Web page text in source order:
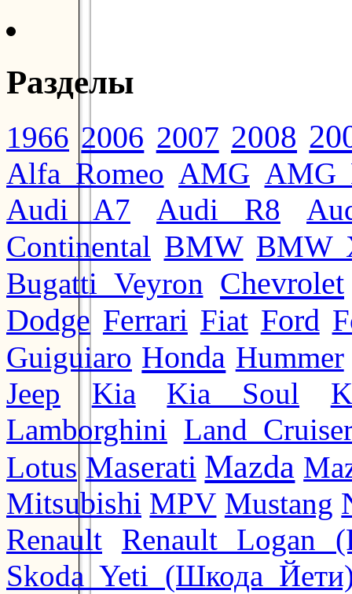
Разделы
1966 2006 2007 2008
Alfa Romeo AMG AMG
Audi A7
Audi R8
Continental BMW BMW
Bugatti Veyron Chevrolet
Dodge Ferrari Fiat Ford
Guiguiaro Honda Hummer
Jeep
Kia Kia Soul
Lamborghini Land
Lotus Maserati Mazda
Mitsubishi MPV Mustang
Renault
Renault Logan
Skoda Yeti (Шкода